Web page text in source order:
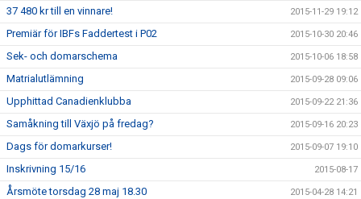
37 480 kr till en vinnare! 2015-11-29 19:12
Premiär för IBFs Faddertest i P02 2015-10-30 20:46
Sek- och domarschema 2015-10-06 18:58
Matrialutlämning 2015-09-28 09:06
Upphittad Canadienklubba 2015-09-22 21:36
Samåkning till Växjö på fredag? 2015-09-16 20:23
Dags för domarkurser! 2015-09-07 19:10
Inskrivning 15/16 2015-08-17
Årsmöte torsdag 28 maj 18.30 2015-04-28 14:21